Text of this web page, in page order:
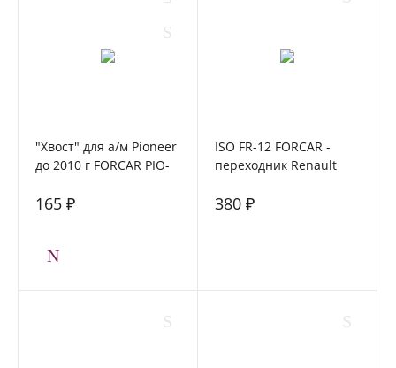
"Хвост" для а/м Pioneer
до 2010 г FORCAR PIO-
165 ₽
ISO FR-12 FORCAR -
переходник Renault
2012+
380 ₽